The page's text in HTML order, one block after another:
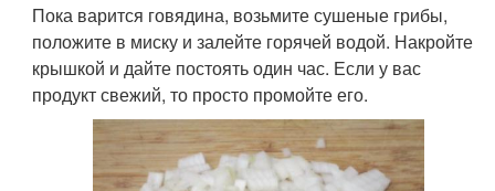
Пока варится говядина, возьмите сушеные грибы,
положите в миску и залейте горячей водой. Накройте
крышкой и дайте постоять один час. Если у вас
продукт свежий, то просто промойте его.